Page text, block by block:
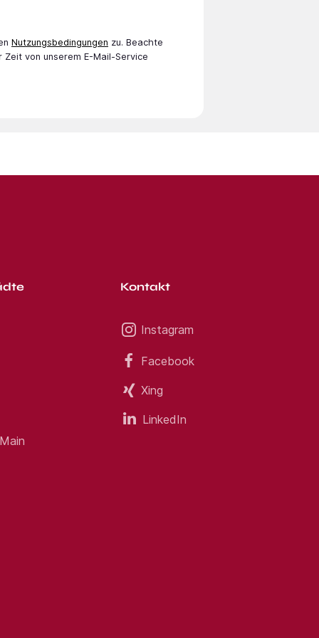
Nutzungsbedingungen zu. Beachte
von unserem E-Mail-Service
Kontakt
Instagram
Facebook
Xing
LinkedIn